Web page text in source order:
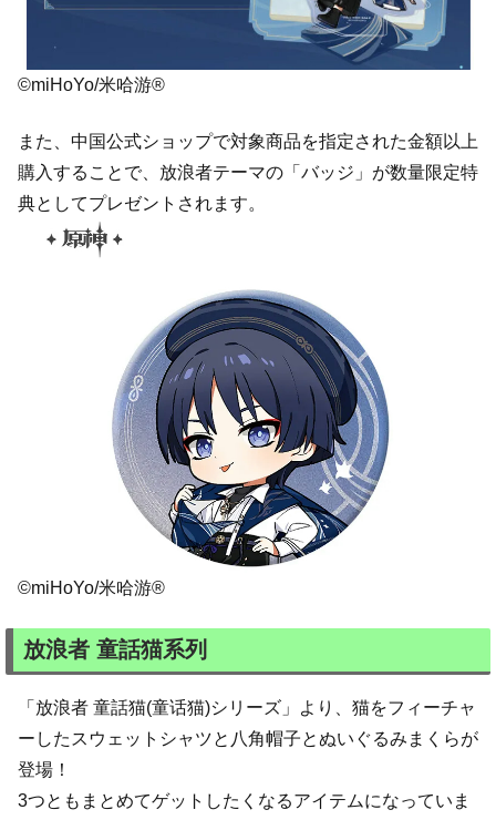
©miHoYo/米哈游®
また、中国公式ショップで対象商品を指定された金額以上
購入することで、放浪者テーマの「バッジ」が数量限定特
典としてプレゼントされます。
©miHoYo/米哈游®
放浪者 童話猫系列
「放浪者 童話猫(童话猫)シリーズ」より、猫をフィーチャ
ーしたスウェットシャツと八角帽子とぬいぐるみまくらが
登場！
3つともまとめてゲットしたくなるアイテムになっていま